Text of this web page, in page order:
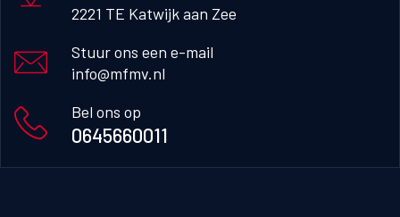
2221 TE Katwijk aan Zee
Stuur ons een e-mail
info@mfmv.nl
Bel ons op
0645660011